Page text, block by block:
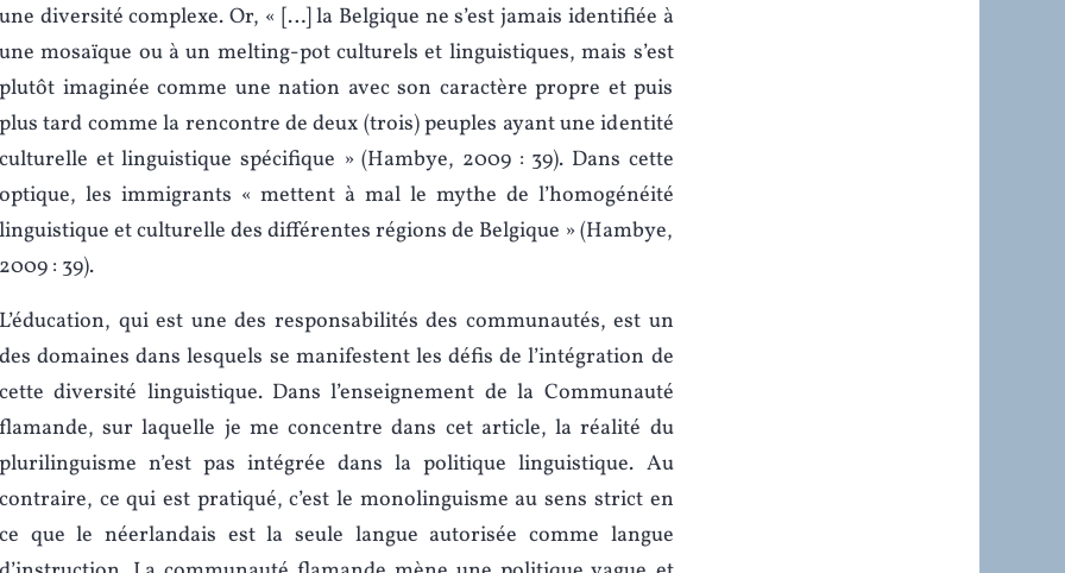
une diversité complexe. Or, « […] la Belgique ne s’est jamais identifiée à
une mosaïque ou à un melting-pot culturels et linguistiques, mais s’est
plutôt imaginée comme une nation avec son caractère propre et puis
plus tard comme la rencontre de deux (trois) peuples ayant une identité
culturelle et linguistique spécifique » (Hambye, 2009 : 39). Dans cette
optique, les immigrants « mettent à mal le mythe de l’homogénéité
linguistique et culturelle des différentes régions de Belgique » (Hambye,
2009 : 39).
L’éducation, qui est une des responsabilités des communautés, est un
des domaines dans lesquels se manifestent les défis de l’intégration de
cette diversité linguistique. Dans l’enseignement de la Communauté
flamande, sur laquelle je me concentre dans cet article, la réalité du
plurilinguisme n’est pas intégrée dans la politique linguistique. Au
contraire, ce qui est pratiqué, c’est le monolinguisme au sens strict en
ce que le néerlandais est la seule langue autorisée comme langue